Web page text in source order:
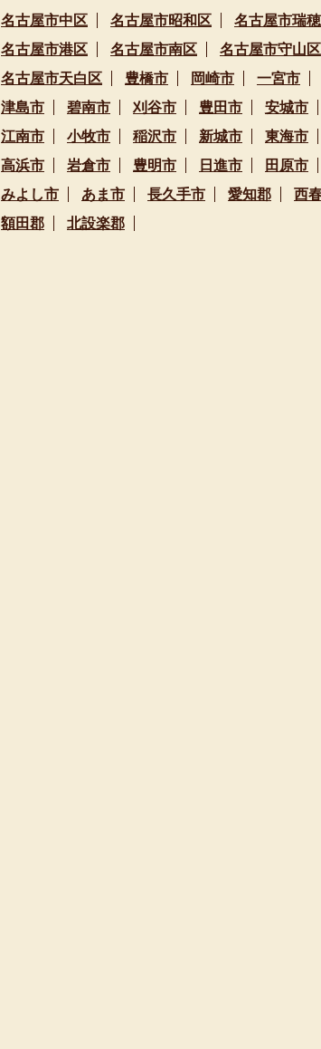
名古屋市中区
名古屋市昭和区 名古屋市瑞
名古屋市港区
名古屋市南区 名古屋市守山区
名古屋市天白区
豊橋市 岡崎市 一宮市
津島市
碧南市 刈谷市 豊田市 安城市
江南市
小牧市 稲沢市 新城市 東海市
高浜市
岩倉市 豊明市 日進市 田原市
みよし市
あま市 長久手市 愛知郡 西
額田郡
北設楽郡